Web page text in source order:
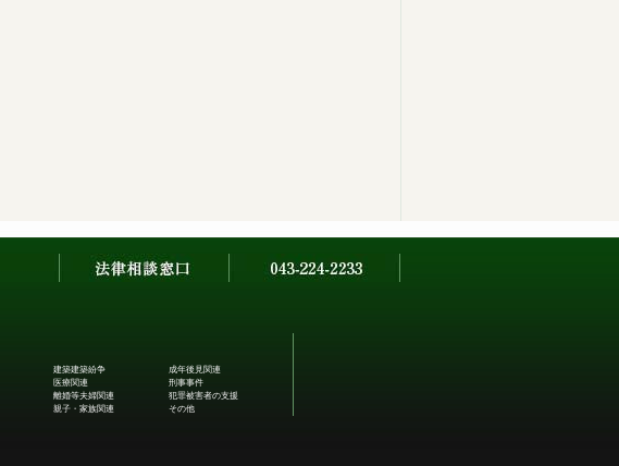
建築建築紛争
医療関連
離婚等夫婦関連
親子・家族関連
成年後見関連
刑事事件
犯罪被害者の支援
その他